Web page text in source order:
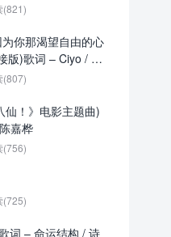
(821)
你那渴望自由的心
版)歌词 – Ciyo / 见
P
(807)
仙！》电影主题曲)
嘉桦
(756)
(725)
词 – 命运结构 / 诗